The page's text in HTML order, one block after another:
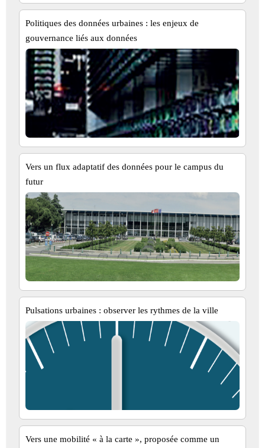
Politiques des données urbaines : les enjeux de
gouvernance liés aux données
Vers un flux adaptatif des données pour le campus du
futur
Pulsations urbaines : observer les rythmes de la ville
Vers une mobilité « à la carte », proposée comme un